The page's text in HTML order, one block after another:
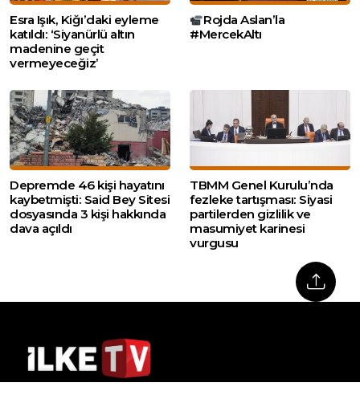
Esra Işık, Kiğı’daki eyleme
katıldı: ‘Siyanürlü altın
madenine geçit
vermeyeceğiz’
Rojda Aslan’la
#MercekAltı
Depremde 46 kişi hayatını
kaybetmişti: Said Bey Sitesi
dosyasında 3 kişi hakkında
dava açıldı
TBMM Genel Kurulu’nda
fezleke tartışması: Siyasi
partilerden gizlilik ve
masumiyet karinesi
vurgusu